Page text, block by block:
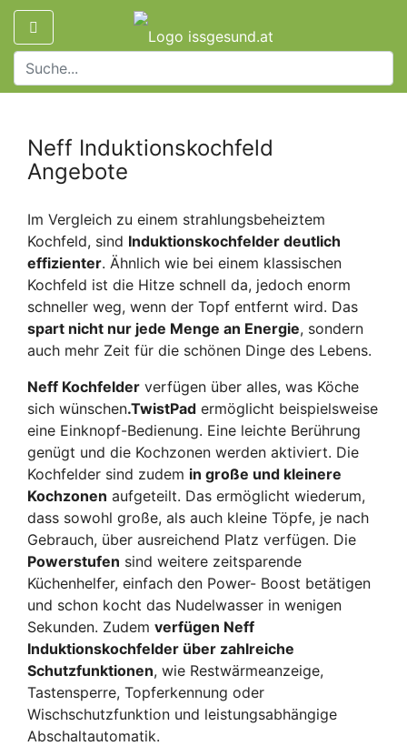
Neff Induktionskochfeld
Angebote
Im Vergleich zu einem strahlungsbeheiztem
Kochfeld, sind Induktionskochfelder deutlich
effizienter. Ähnlich wie bei einem klassischen
Kochfeld ist die Hitze schnell da, jedoch enorm
schneller weg, wenn der Topf entfernt wird. Das
spart nicht nur jede Menge an Energie, sondern
auch mehr Zeit für die schönen Dinge des Lebens.
Neff Kochfelder verfügen über alles, was Köche
sich wünschen.TwistPad ermöglicht beispielsweise
eine Einknopf-Bedienung. Eine leichte Berührung
genügt und die Kochzonen werden aktiviert. Die
Kochfelder sind zudem in große und kleinere
Kochzonen aufgeteilt. Das ermöglicht wiederum,
dass sowohl große, als auch kleine Töpfe, je nach
Gebrauch, über ausreichend Platz verfügen. Die
Powerstufen sind weitere zeitsparende
Küchenhelfer, einfach den Power- Boost betätigen
und schon kocht das Nudelwasser in wenigen
Sekunden. Zudem verfügen Neff
Induktionskochfelder über zahlreiche
Schutzfunktionen, wie Restwärmeanzeige,
Tastensperre, Topferkennung oder
Wischschutzfunktion und leistungsabhängige
Abschaltautomatik.